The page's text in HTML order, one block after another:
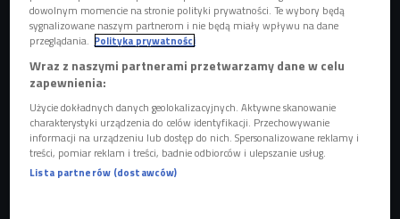
dowolnym momencie na stronie polityki prywatności. Te wybory będą
sygnalizowane naszym partnerom i nie będą miały wpływu na dane
przeglądania. Polityka prywatności
Wraz z naszymi partnerami przetwarzamy dane w celu
zapewnienia:
Użycie dokładnych danych geolokalizacyjnych. Aktywne skanowanie
charakterystyki urządzenia do celów identyfikacji. Przechowywanie
informacji na urządzeniu lub dostęp do nich. Spersonalizowane reklamy i
treści, pomiar reklam i treści, badnie odbiorców i ulepszanie usług.
Lista partnerów (dostawców)